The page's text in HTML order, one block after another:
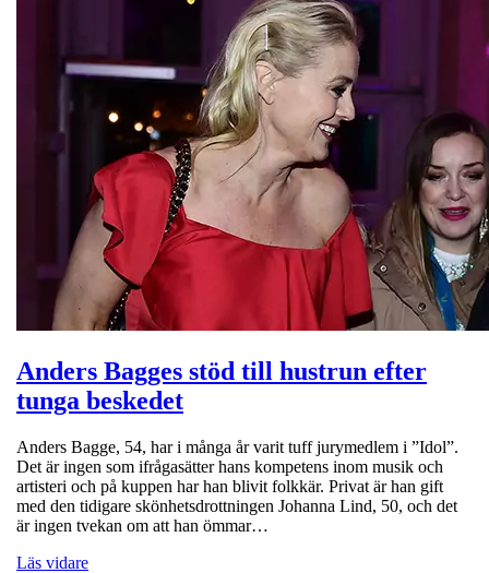
Anders Bagges stöd till hustrun efter
tunga beskedet
Anders Bagge, 54, har i många år varit tuff jurymedlem i ”Idol”.
Det är ingen som ifrågasätter hans kompetens inom musik och
artisteri och på kuppen har han blivit folkkär. Privat är han gift
med den tidigare skönhetsdrottningen Johanna Lind, 50, och det
är ingen tvekan om att han ömmar…
Läs vidare